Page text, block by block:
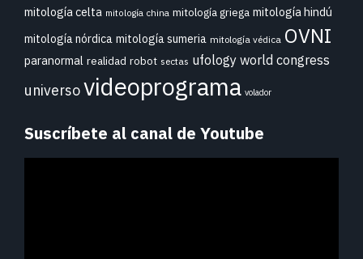
mitología celta mitología china mitología griega mitología hindú
mitología nórdica mitología sumeria mitología védica OVNI
paranormal realidad robot sectas ufology world congress
universovideoprograma volador
Suscríbete al canal de Youtube